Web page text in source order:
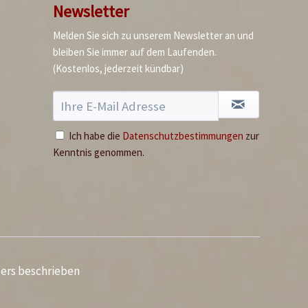
Baby Limabohnen
6,60 € *
Ausverkauft
Newsletter
Melden Sie sich zu unserem Newsletter an und
bleiben Sie immer auf dem Laufenden.
(Kostenlos, jederzeit kündbar)
Ich habe die Datenschutzbestimmungen zur
Kenntnis genommen.
beschrieben